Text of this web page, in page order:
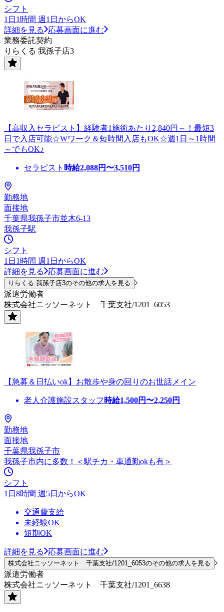
シフト
1日1時間 週1日からOK
詳細を見る
応募画面に進む
業務委託契約
りらくる 我孫子店3
【高収入セラピスト】経験者1施術あたり2,840円～！最短3
日で入店可能☆Wワーク＆短時間入店もOK☆週1日～1時間
～でもOK♪
セラピスト 時給2,088円〜3,510円
勤務地
面接地
千葉県我孫子市並木6-13
我孫子駅
シフト
1日1時間 週1日からOK
詳細を見る
応募画面に進む
りらくる 我孫子店3のその他の求人を見る
派遣労働者
株式会社ニッソーネット 千葉支社/1201_6053
【急募＆日払いok】お散歩や身の回りのお世話メイン
老人介護施設スタッフ 時給1,500円〜2,250円
勤務地
面接地
千葉県我孫子市
我孫子市内に多数！＜駅チカ・車通勤okも有＞
シフト
1日8時間 週5日からOK
交通費支給
未経験OK
短期OK
詳細を見る 応募画面に進む
株式会社ニッソーネット 千葉支社/1201_6053のその他の求人を見る
派遣労働者
株式会社ニッソーネット 千葉支社/1201_6638